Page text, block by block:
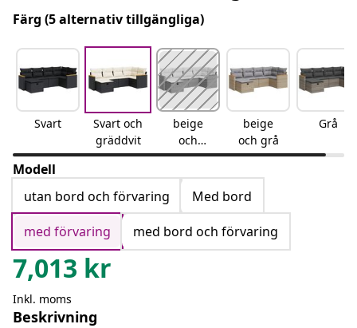
Färg (5 alternativ tillgängliga)
Svart
Svart och
gräddvit
beige
och
gräddvit
beige
och grå
Grå
Modell
utan bord och förvaring
Med bord
med förvaring
med bord och förvaring
7,013 kr
Inkl. moms
Beskrivning